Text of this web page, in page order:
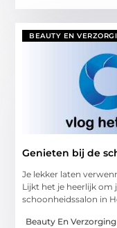
BEAUTY EN
Genieten bij de
Je lekker laten
Lijkt het je heerlijk om
schoonheidssalon in
Beauty En Verzorging